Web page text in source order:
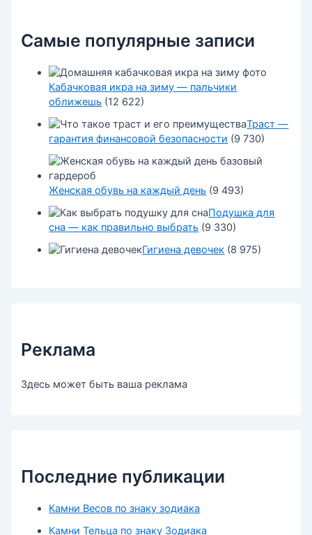
Самые популярные записи
Кабачковая икра на зиму — пальчики
оближешь (12 622)
Траст —
гарантия финансовой безопасности (9 730)
Женская обувь на каждый день (9 493)
Подушка для
сна — как правильно выбрать (9 330)
Гигиена девочек (8 975)
Реклама
Здесь может быть ваша реклама
Последние публикации
Камни Весов по знаку зодиака
Камни Тельца по знаку Зодиака